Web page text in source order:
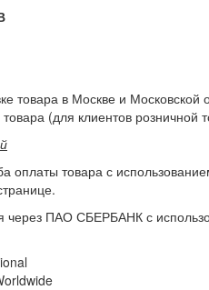
товара в Москве и
(для клиентов розничной
оплаты товара с
через ПАО СБЕРБАНК с